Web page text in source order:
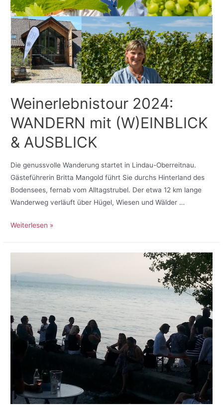
Weinerlebnistour 2024:
WANDERN mit (W)EINBLICK
& AUSBLICK
Die genussvolle Wanderung startet in Lindau-Oberreitnau.
Gästeführerin Britta Mangold führt Sie durchs Hinterland des
Bodensees, fernab vom Alltagstrubel. Der etwa 12 km lange
Wanderweg verläuft über Hügel, Wiesen und Wälder …
Weiterlesen »